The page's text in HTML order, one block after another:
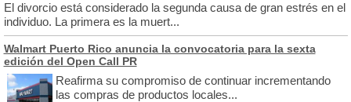
El divorcio está considerado la segunda causa de gran estrés en el
individuo. La primera es la muert...
Walmart Puerto Rico anuncia la convocatoria para la sexta
edición del Open Call PR
Reafirma su compromiso de continuar incrementando
las compras de productos locales...